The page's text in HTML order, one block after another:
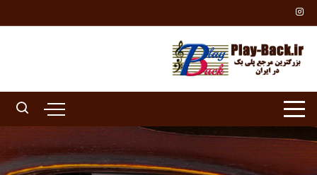
Skip
to
content